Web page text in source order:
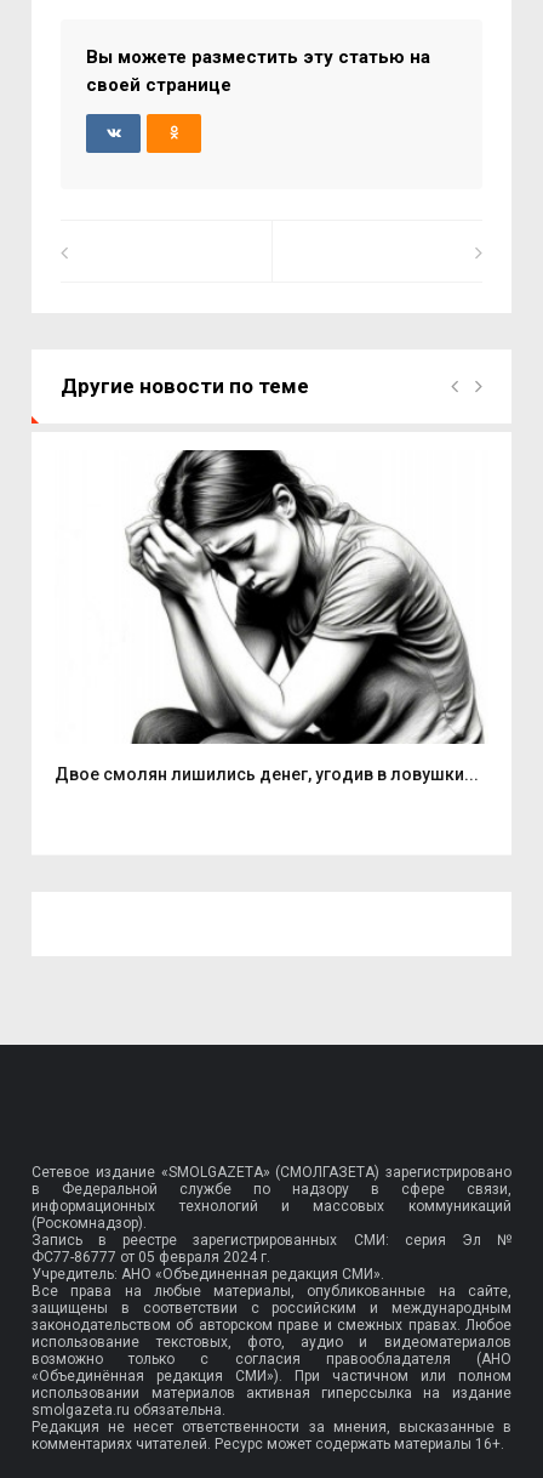
Вы можете разместить эту статью на
своей странице
Другие новости по теме
Двое смолян лишились денег, угодив в ловушки...
Сетевое издание «SMOLGAZETA» (СМОЛГАЗЕТА) зарегистрировано
в Федеральной службе по надзору в сфере связи,
информационных технологий и массовых коммуникаций
(Роскомнадзор).
Запись в реестре зарегистрированных СМИ: серия Эл №
ФС77-86777 от 05 февраля 2024 г.
Учредитель: АНО «Объединенная редакция СМИ».
Все права на любые материалы, опубликованные на сайте,
защищены в соответствии с российским и международным
законодательством об авторском праве и смежных правах. Любое
использование текстовых, фото, аудио и видеоматериалов
возможно только с согласия правообладателя (АНО
«Объединённая редакция СМИ»). При частичном или полном
использовании материалов активная гиперссылка на издание
smolgazeta.ru обязательна.
Редакция не несет ответственности за мнения, высказанные в
комментариях читателей. Ресурс может содержать материалы 16+.